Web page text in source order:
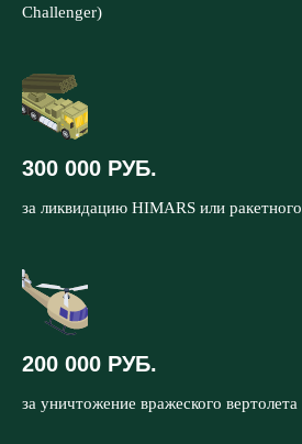
Challenger)
300 000 РУБ.
за ликвидацию HIMARS или
200 000 РУБ.
за уничтожение вражеского вертолета